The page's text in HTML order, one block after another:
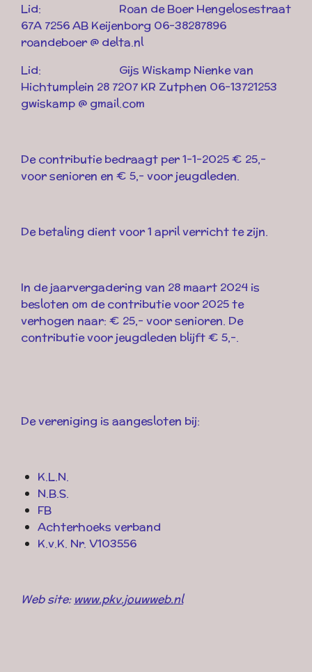
Lid: Roan de Boer Hengelosestraat
67A 7256 AB Keijenborg 06-38287896
roandeboer @ delta.nl
Lid: Gijs Wiskamp Nienke van
Hichtumplein 28 7207 KR Zutphen 06-13721253
gwiskamp @ gmail.com
De contributie bedraagt per 1-1-2025 € 25,-
voor senioren en € 5,- voor jeugdleden.
De betaling dient voor 1 april verricht te zijn.
In de jaarvergadering van 28 maart 2024 is
besloten om de contributie voor 2025 te
verhogen naar: € 25,- voor senioren. De
contributie voor jeugdleden blijft € 5,-.
De vereniging is aangesloten bij:
K.L.N.
N.B.S.
FB
Achterhoeks verband
K.v.K. Nr. V103556
Web site: www.pkv.jouwweb.nl